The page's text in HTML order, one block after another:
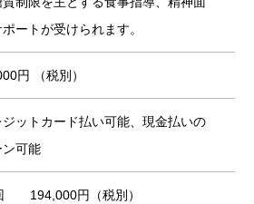
ートが受けられます。
円 （税別）
ジットカード払い可能、現金払いの
ン可能
194,000円（税別）